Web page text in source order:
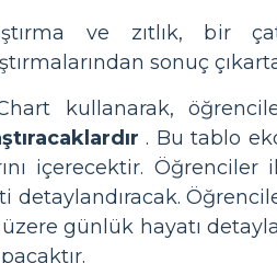
ve zıtlık, bir
sonuç
kullanarak,
. Bu tablo
içerecektir.
detaylandıracak.
günlük hayatı